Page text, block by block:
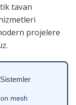
tavan
projelere
mesh